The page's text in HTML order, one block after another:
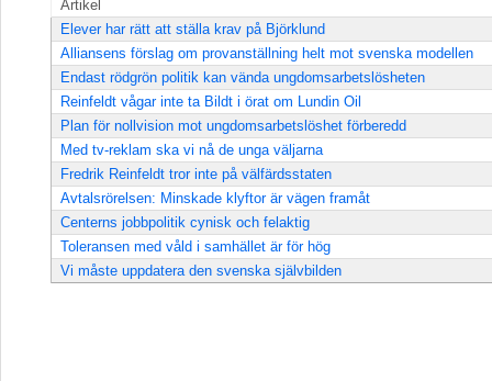
Artikel
Elever har rätt att ställa krav på Björklund
Alliansens förslag om provanställning helt mot svenska modellen
Endast rödgrön politik kan vända ungdomsarbetslösheten
Reinfeldt vågar inte ta Bildt i örat om Lundin Oil
Plan för nollvision mot ungdomsarbetslöshet förberedd
Med tv-reklam ska vi nå de unga väljarna
Fredrik Reinfeldt tror inte på välfärdsstaten
Avtalsrörelsen: Minskade klyftor är vägen framåt
Centerns jobbpolitik cynisk och felaktig
Toleransen med våld i samhället är för hög
Vi måste uppdatera den svenska självbilden